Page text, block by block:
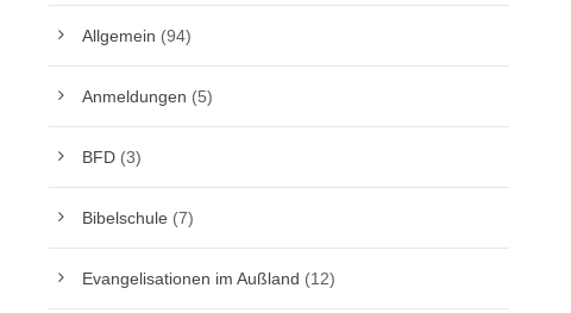
Allgemein (94)
Anmeldungen (5)
BFD (3)
Bibelschule (7)
Evangelisationen im Außland (12)